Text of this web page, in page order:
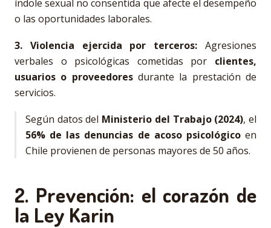
índole sexual no consentida que afecte el desempeño
o las oportunidades laborales.
3. Violencia ejercida por terceros: Agresiones
verbales o psicológicas cometidas por clientes,
usuarios o proveedoresdurante la prestación de
servicios.
Según datos del Ministerio del Trabajo (2024), el
56% de las denuncias de acoso psicológicoen
Chile provienen de personas mayores de 50 años.
2. Prevención: el corazón de
la Ley Karin